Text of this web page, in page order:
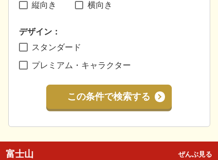
縦向き
横向き
デザイン：
スタンダード
プレミアム・キャラクター
この条件で検索する
富士山 ぜんぶ見る